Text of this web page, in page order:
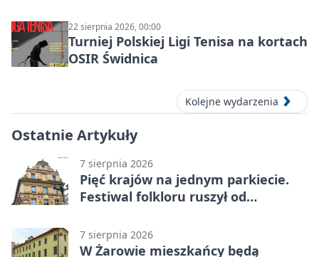
22 sierpnia 2026, 00:00
Turniej Polskiej Ligi Tenisa na kortach
OSIR Świdnica
Kolejne wydarzenia
Ostatnie Artykuły
7 sierpnia 2026
Pięć krajów na jednym parkiecie.
Festiwal folkloru ruszył od
7 sierpnia 2026
W Żarowie mieszkańcy będą